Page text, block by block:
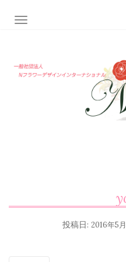
ナビゲーション切り替え
投稿日: 2016年5月